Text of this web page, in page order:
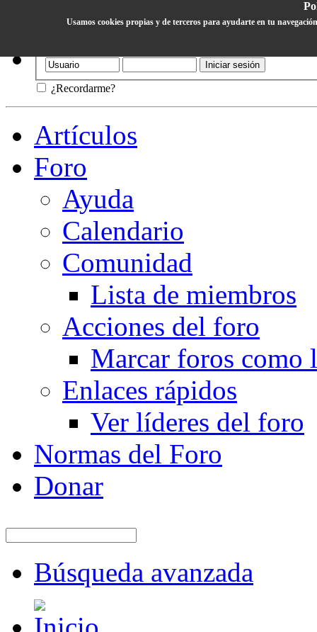
¿Recordarme?
Usamos cookies propias y de terceros para ayudarte en tu
Artículos
Foro
Ayuda
Calendario
Comunidad
Lista de miembros
Acciones del foro
Marcar foros como
Enlaces rápidos
Ver líderes del foro
Normas del Foro
Donar
Búsqueda avanzada